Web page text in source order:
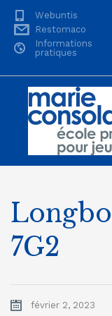
Webuntis
Restomaco
Informations
pratiques
7G2
février 2, 2023